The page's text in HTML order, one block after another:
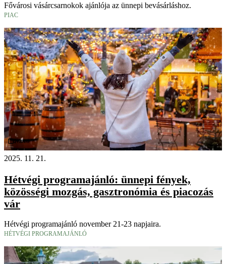
Fővárosi vásárcsarnokok ajánlója az ünnepi bevásárláshoz.
PIAC
Videó
2025. 11. 21.
Hétvégi programajánló: ünnepi fények,
közösségi mozgás, gasztronómia és piacozás
vár
Hétvégi programajánló november 21-23 napjaira.
HÉTVÉGI PROGRAMAJÁNLÓ